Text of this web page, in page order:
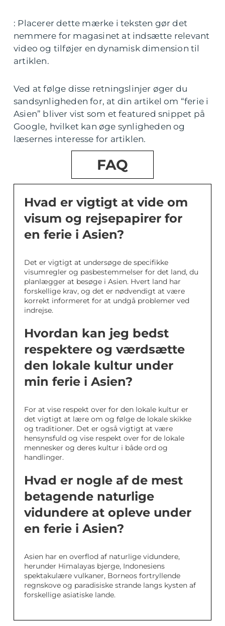
: Placerer dette mærke i teksten gør det
nemmere for magasinet at indsætte relevant
video og tilføjer en dynamisk dimension til
artiklen.
Ved at følge disse retningslinjer øger du
sandsynligheden for, at din artikel om “ferie i
Asien” bliver vist som et featured snippet på
Google, hvilket kan øge synligheden og
læsernes interesse for artiklen.
FAQ
Hvad er vigtigt at vide om
visum og rejsepapirer for
en ferie i Asien?
Det er vigtigt at undersøge de specifikke
visumregler og pasbestemmelser for det land, du
planlægger at besøge i Asien. Hvert land har
forskellige krav, og det er nødvendigt at være
korrekt informeret for at undgå problemer ved
indrejse.
Hvordan kan jeg bedst
respektere og værdsætte
den lokale kultur under
min ferie i Asien?
For at vise respekt over for den lokale kultur er
det vigtigt at lære om og følge de lokale skikke
og traditioner. Det er også vigtigt at være
hensynsfuld og vise respekt over for de lokale
mennesker og deres kultur i både ord og
handlinger.
Hvad er nogle af de mest
betagende naturlige
vidundere at opleve under
en ferie i Asien?
Asien har en overflod af naturlige vidundere,
herunder Himalayas bjerge, Indonesiens
spektakulære vulkaner, Borneos fortryllende
regnskove og paradisiske strande langs kysten af
forskellige asiatiske lande.